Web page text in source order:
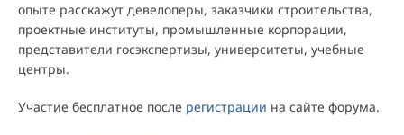
опыте расскажут девелоперы, заказчики строительства,
проектные институты, промышленные корпорации,
представители госэкспертизы, университеты, учебные
центры.
Участие бесплатное после регистрации на сайте форума.